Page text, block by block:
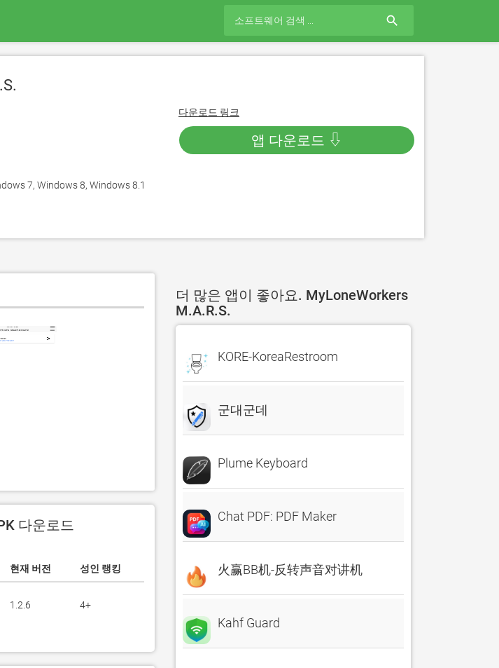
search
7, Windows 8, Windows 8.1
다운로드 링크
앱 다운로드 ⇩
다운로드
현재 버전 성인 랭킹
1.2.6 4+
더 많은 앱이 좋아요. MyLoneWorkers
M.A.R.S.
KORE-KoreaRestroom
군대군데
Plume Keyboard
Chat PDF: PDF Maker
火赢BB机-反转声音对讲机
Kahf Guard